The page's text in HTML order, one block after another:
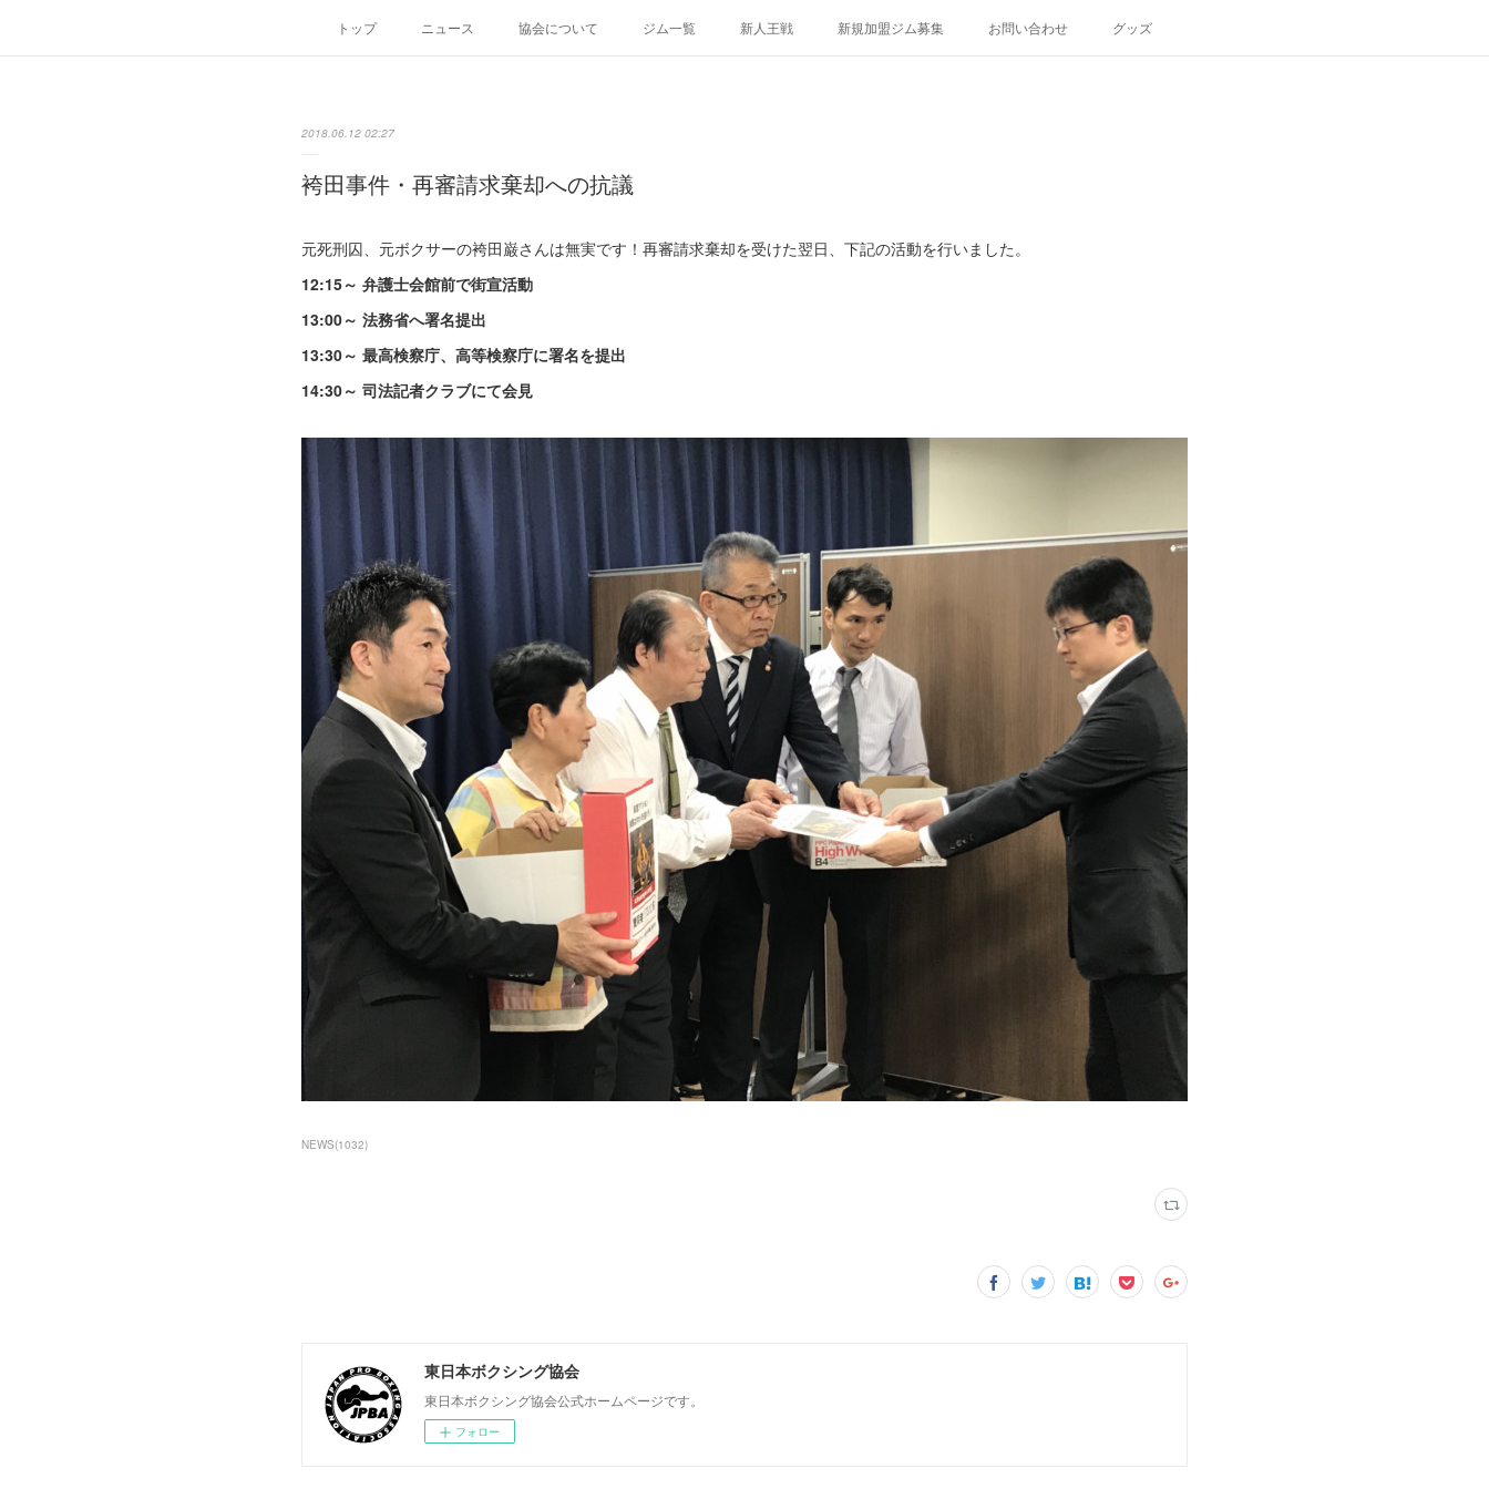
トップ ニュース 協会について ジム一覧 新人王戦 新規加盟ジム募集 お問い合わせ グッズ
2018.06.12 02:27
袴田事件・再審請求棄却への抗議
元死刑囚、元ボクサーの袴田巌さんは無実です！再審請求棄却を受けた翌日、下記の活動を行いました。
12:15～ 弁護士会館前で街宣活動
13:00～ 法務省へ署名提出
13:30～ 最高検察庁、高等検察庁に署名を提出
14:30～ 司法記者クラブにて会見
NEWS(1032)
東日本ボクシング協会
東日本ボクシング協会公式ホームページです。
フォロー